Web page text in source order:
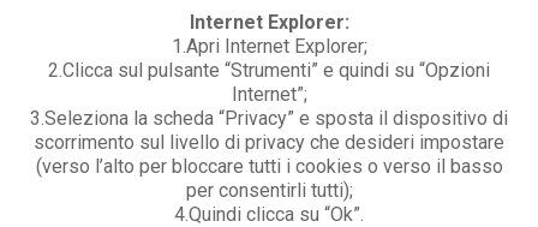
Internet Explorer:
1.Apri Internet Explorer;
2.Clicca sul pulsante “Strumenti” e quindi su “Opzioni
Internet”;
3.Seleziona la scheda “Privacy” e sposta il dispositivo di
scorrimento sul livello di privacy che desideri impostare
(verso l’alto per bloccare tutti i cookies o verso il basso
per consentirli tutti);
4.Quindi clicca su “Ok”.